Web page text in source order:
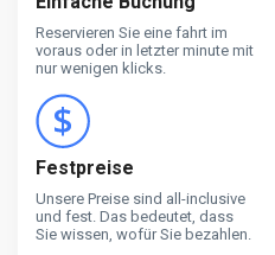
Reservieren Sie eine fahrt im
voraus oder in letzter minute mit
nur wenigen klicks.
Festpreise
Unsere Preise sind all-inclusive
und fest. Das bedeutet, dass
Sie wissen, wofür Sie bezahlen.